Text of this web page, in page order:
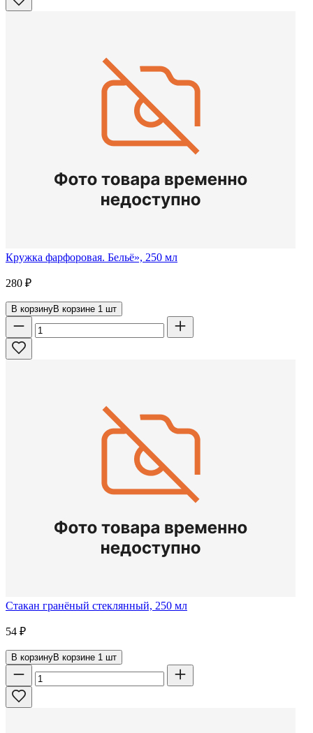
Кружка фарфоровая. Бельё», 250 мл
280 ₽
В корзинуВ корзине 1 шт
Стакан гранёный стеклянный, 250 мл
54 ₽
В корзинуВ корзине 1 шт